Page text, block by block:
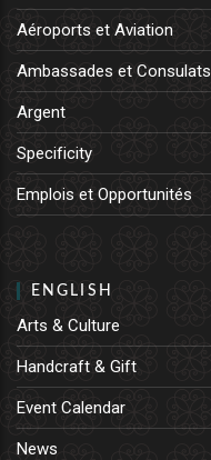
Aéroports et Aviation
Ambassades et Consulats
Argent
Specificity
Emplois et Opportunités
ENGLISH
Arts & Culture
Handcraft & Gift
Event Calendar
News